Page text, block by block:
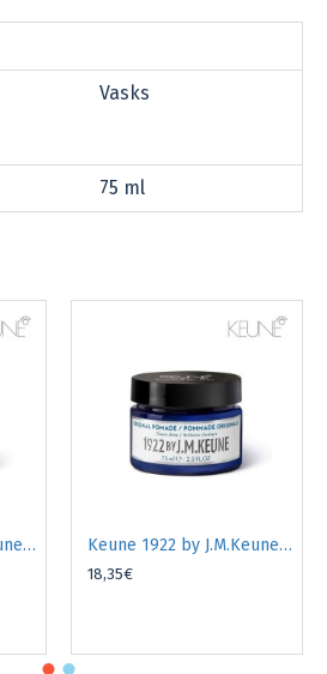
Vasks
75 ml
Keune 1922 by J.M.Keune Premium Clay veidošanas māls matiem 75ml Keune 1922 by J.M.Keune Original Pomade veidošanas pomāde matiem 75ml
18,35€